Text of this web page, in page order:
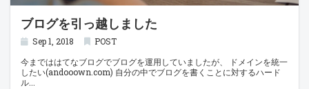
ブログを引っ越しました
Sep 1, 2018
POST
今までははてなブログでブログを運用していましたが、 ドメインを統一
したい(andooown.com) 自分の中でブログを書くことに対するハード
ル